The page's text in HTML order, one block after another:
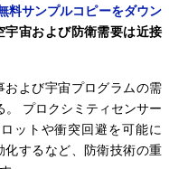
料サンプルコピーをダウン
宙および防衛需要は近接
よび宇宙プログラムの需
プロクシミティセンサー
ットや衝突回避を可能に
化するなど、防衛技術の重